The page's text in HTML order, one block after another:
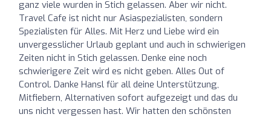
ganz viele wurden in Stich gelassen. Aber wir nicht.
Travel Cafe ist nicht nur Asiaspezialisten, sondern
Spezialisten für Alles. Mit Herz und Liebe wird ein
unvergesslicher Urlaub geplant und auch in schwierigen
Zeiten nicht in Stich gelassen. Denke eine noch
schwierigere Zeit wird es nicht geben. Alles Out of
Control. Danke Hansl für all deine Unterstützung,
Mitfiebern, Alternativen sofort aufgezeigt und das du
uns nicht vergessen hast. Wir hatten den schönsten